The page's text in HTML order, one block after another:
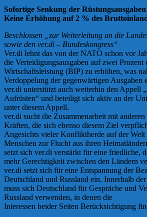
Sofortige Senkung der
Keine Erhöhung auf 2 % des
Beschlossen „zur Weiterleitung an die
sowie den ver.di – Bundeskongress“
Ver.di lehnt das von der NATO schon vor
die Verteidigungsausgaben auf zwei Prozent
Wirtschaftsleistung (BIP) zu erhöhen, was
Verdoppelung der gegenwärtigen Ausgaben
ver.di unterstützt auch weiterhin den Appell
Aufrüsten“ und beteiligt sich aktiv an der
unter diesem Appell.
ver.di sucht die Zusammenarbeit mit
Kräften, die sich ebenso diesem Ziel
Angesichts vieler Konfliktherde auf der Welt
Menschen zur Flucht aus ihren
setzt sich ver.di verstärkt für eine friedliche,
mehr Gerechtigkeit zwischen den Ländern
ver.di setzt sich für eine Entspannung der
Deutschland und Russland ein. Innerhalb
muss sich Deutschland für Gespräche und
Russland verwenden, in denen die
Interessen beider Seiten Berücksichtigung